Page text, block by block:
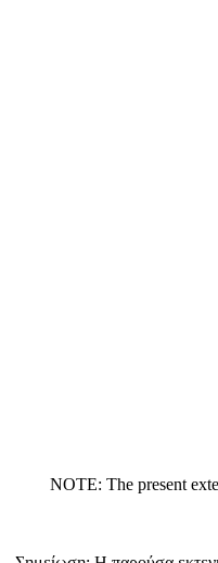
NOTE: The present